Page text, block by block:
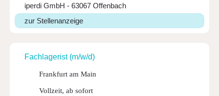
iperdi GmbH - 63067 Offenbach
zur Stellenanzeige
Fach­la­ge­rist (m/w/d)
Frankfurt am Main
Vollzeit, ab sofort